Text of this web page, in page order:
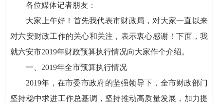
各位媒体记者朋友：
大家上午好！首先我代表市财政局，对大家一直以来
对六安财政工作的关心和关注，表示衷心感谢！下面，我
就六安市2019年财政预算执行情况向大家作个介绍。
一、2019年全市预算执行情况
2019年，在市委市政府的坚强领导下，全市财政部门
坚持稳中求进工作总基调，坚持推动高质量发展，加力提